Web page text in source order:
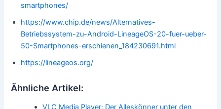
smartphones/
https://www.chip.de/news/Alternatives-
Betriebssystem-zu-Android-LineageOS-20-fuer-ueber-
50-Smartphones-erschienen_184230691.html
https://lineageos.org/
Ähnliche Artikel:
VLC Media Player: Der Alleskönner unter den